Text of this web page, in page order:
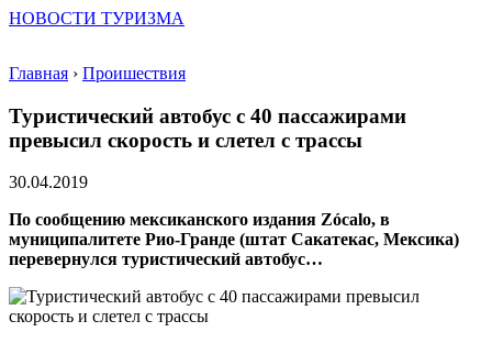
НОВОСТИ ТУРИЗМА
Главная › Проишествия
Туристический автобус с 40 пассажирами
превысил скорость и слетел с трассы
30.04.2019
По сообщению мексиканского издания Zócalo, в
муниципалитете Рио-Гранде (штат Сакатекас, Мексика)
перевернулся туристический автобус…